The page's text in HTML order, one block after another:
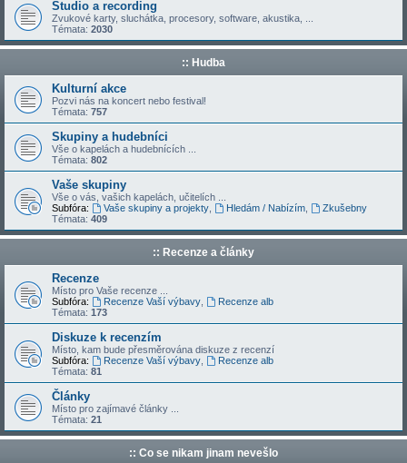
Studio a recording
Zvukové karty, sluchátka, procesory, software, akustika, ...
Témata: 2030
:: Hudba
Kulturní akce
Pozvi nás na koncert nebo festival!
Témata: 757
Skupiny a hudebníci
Vše o kapelách a hudebnících ...
Témata: 802
Vaše skupiny
Vše o vás, vašich kapelách, učitelích ...
Subfóra:
Vaše skupiny a projekty, Hledám / Nabízím,
Zkušebny
Témata: 409
:: Recenze a články
Recenze
Místo pro Vaše recenze ...
Subfóra:
Recenze Vaší výbavy,
Recenze alb
Témata: 173
Diskuze k recenzím
Místo, kam bude přesměrována diskuze z recenzí
Subfóra:
Recenze Vaší výbavy,
Recenze alb
Témata: 81
Články
Místo pro zajímavé články ...
Témata: 21
:: Co se nikam jinam nevešlo